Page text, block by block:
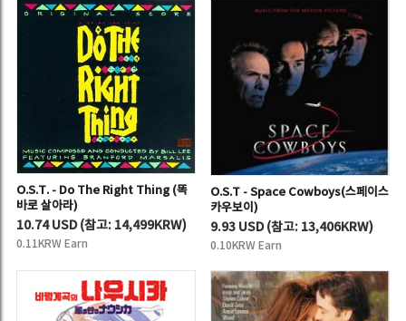
O.S.T. - Do The Right Thing (똑
바로 살아라)
10.74 USD(참고: 14,499KRW)
0.11KRW Earn
O.S.T - Space Cowboys(스페이스
카우보이)
9.93 USD(참고: 13,406KRW)
0.10KRW Earn